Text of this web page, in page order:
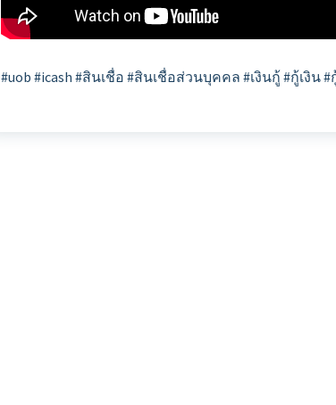
#uob #icash #สินเชื่อ #สินเชื่อส่วนบุคคล #เงินกู้ #กู้เงิน